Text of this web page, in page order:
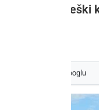
prednostni vir na Googlu